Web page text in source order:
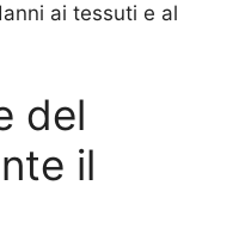
ai tessuti e al
del
il